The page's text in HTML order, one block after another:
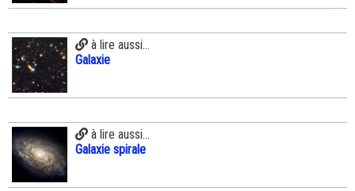
à lire aussi...
Galaxie
à lire aussi...
Galaxie spirale